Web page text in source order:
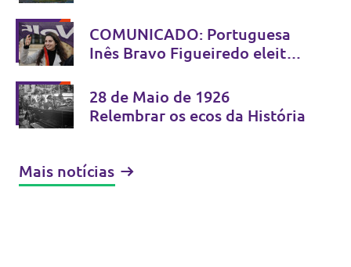
Bratislava, 13 e 14 de Junho
de 2026
COMUNICADO: Portuguesa
Inês Bravo Figueiredo eleita
28 de Maio de 1926
Relembrar os ecos da História
Mais notícias